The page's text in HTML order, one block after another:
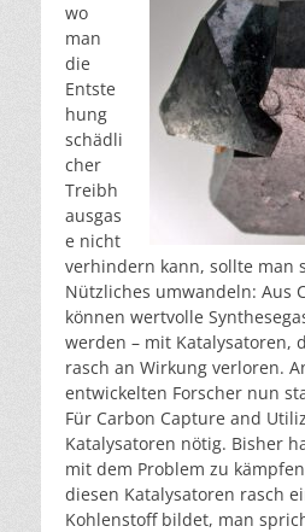
wo
man
die
Entste
hung
schädli
cher
Treibh
ausgas
e nicht
verhindern kann, sollte man
Nützliches umwandeln: Aus
können wertvolle
werden – mit Katalysatoren,
rasch an Wirkung verloren.
entwickelten Forscher nun
Für Carbon Capture and
Katalysatoren nötig. Bisher
mit dem Problem zu
diesen Katalysatoren rasch
Kohlenstoff bildet, man